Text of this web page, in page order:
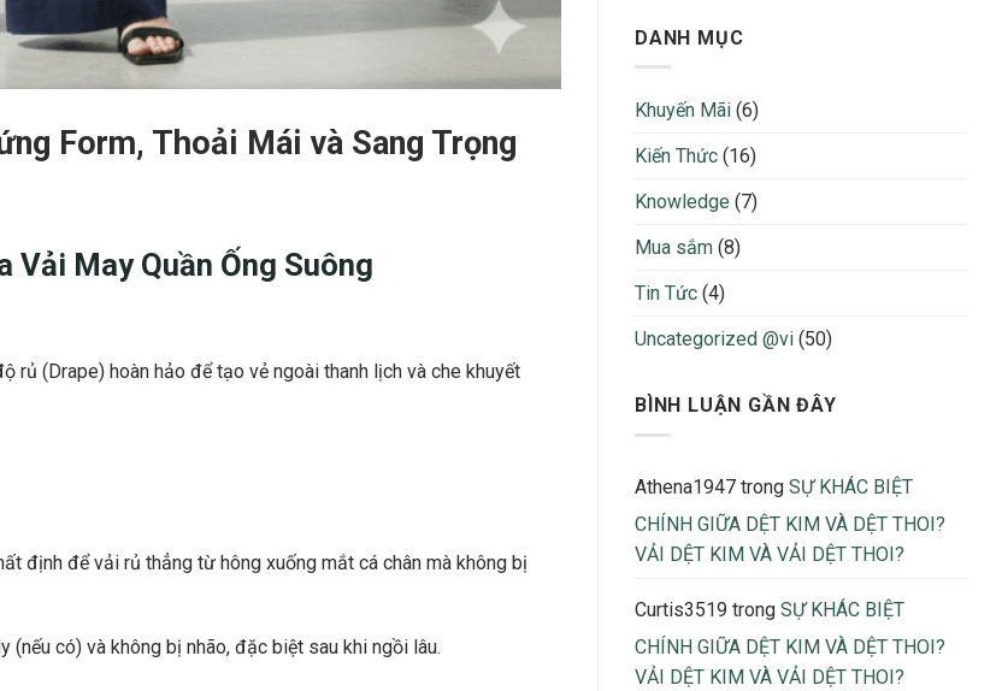
Form, Thoải Mái và Sang Trọng
Vải May Quần Ống Suông
(Drape) hoàn hảo để tạo vẻ ngoài thanh lịch và che khuyết
định để vải rủ thẳng từ hông xuống mắt cá chân mà không bị
có) và không bị nhão, đặc biệt sau khi ngồi lâu.
DANH MỤC
Khuyến Mãi (6)
Kiến Thức (16)
Knowledge (7)
Mua sắm (8)
Tin Tức (4)
Uncategorized @vi (50)
BÌNH LUẬN GẦN ĐÂY
Athena1947 trong SỰ KHÁC BIỆT
CHÍNH GIỮA DỆT KIM VÀ DỆT THOI?
VẢI DỆT KIM VÀ VẢI DỆT THOI?
Curtis3519 trong SỰ KHÁC BIỆT
CHÍNH GIỮA DỆT KIM VÀ DỆT THOI?
VẢI DỆT KIM VÀ VẢI DỆT THOI?